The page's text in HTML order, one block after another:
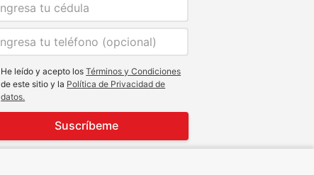
He leído y acepto losTérminos y Condiciones
de este sitio y la Política de Privacidad de
datos.
Suscríbeme